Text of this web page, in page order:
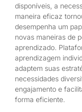
disponíveis, a
maneira eficaz
desempenha um
novas maneiras de
aprendizado.
aprendizagem
adaptem suas
necessidades
engajamento e
forma eficiente.